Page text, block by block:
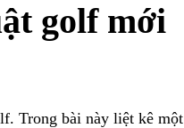
golf mới
Trong bài này liệt kê một